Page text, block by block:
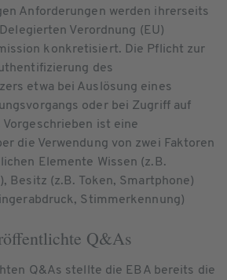
Anforderungen werden ihrerseits
Verordnung (EU)
konkretisiert. Die Pflicht zur
des
etwa bei Auslösung eines
oder bei Zugriff auf
ist eine
die Verwendung von zwei Faktoren
Elemente Wissen (z.B.
Besitz (z.B. Token, Smartphone)
Stimmerkennung)
Q&As
Q&As stellte die EBA bereits die